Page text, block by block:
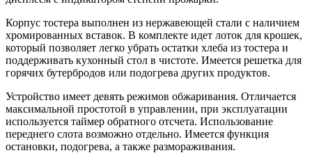
Корпус тостера выполнен из нержавеющей стали с наличием
хромированных вставок. В комплекте идет лоток для крошек,
который позволяет легко убрать остатки хлеба из тостера и
поддерживать кухонный стол в чистоте. Имеется решетка для
горячих бутербродов или подогрева других продуктов.
Устройство имеет девять режимов обжаривания. Отличается
максимальной простотой в управлении, при эксплуатации
используется таймер обратного отсчета. Использование
переднего слота возможно отдельно. Имеется функция
остановки, подогрева, а также размораживания.